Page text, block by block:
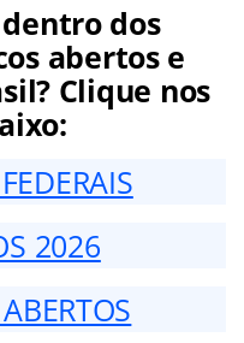
dos
abertos e
Clique nos
2026